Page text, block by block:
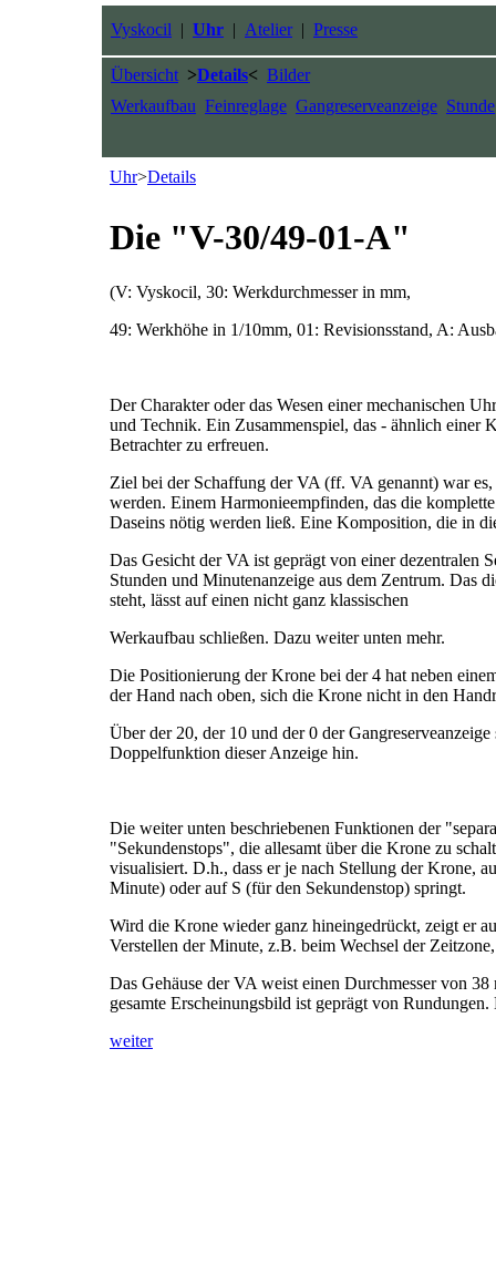
Vyskocil | Uhr | Atelier| Presse
Übersicht >Details< Bilder
Werkaufbau Feinreglage Gangreserveanzeige Stunde
Uhr>Details
Die "V-30/49-01-A"
(V: Vyskocil, 30: Werkdurchmesser in mm,
49: Werkhöhe in 1/10mm, 01: Revisionsstand, A:
Der Charakter oder das Wesen einer mechanischen
und Technik. Ein Zusammenspiel, das - ähnlich einer
Betrachter zu erfreuen.
Ziel bei der Schaffung der VA (ff. VA genannt) war
werden. Einem Harmonieempfinden, das die
Daseins nötig werden ließ. Eine Komposition, die in
Das Gesicht der VA ist geprägt von einer dezentralen
Stunden und Minutenanzeige aus dem Zentrum. Das
steht, lässt auf einen nicht ganz klassischen
Werkaufbau schließen. Dazu weiter unten mehr.
Die Positionierung der Krone bei der 4 hat neben
der Hand nach oben, sich die Krone nicht in den
Über der 20, der 10 und der 0 der
Doppelfunktion dieser Anzeige hin.
Die weiter unten beschriebenen Funktionen der
"Sekundenstops", die allesamt über die Krone zu
visualisiert. D.h., dass er je nach Stellung der Krone,
Minute) oder auf S (für den Sekundenstop) springt.
Wird die Krone wieder ganz hineingedrückt, zeigt er
Verstellen der Minute, z.B. beim Wechsel der
Das Gehäuse der VA weist einen Durchmesser von
gesamte Erscheinungsbild ist geprägt von
weiter